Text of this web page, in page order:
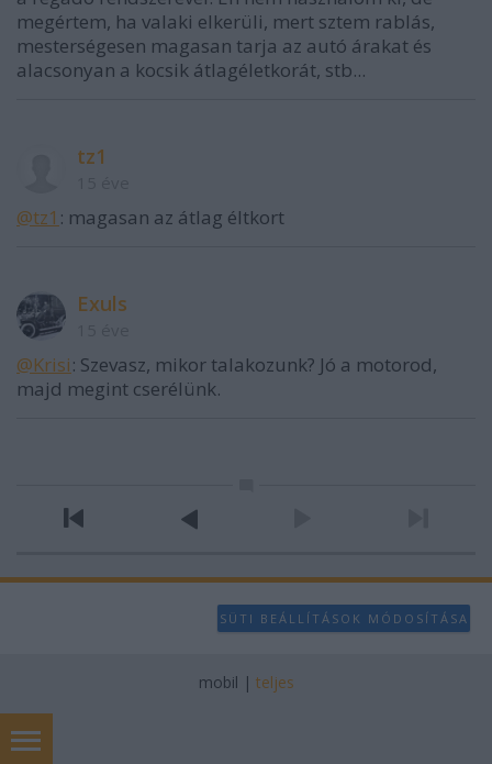
megértem, ha valaki elkerüli, mert sztem rablás,
mesterségesen magasan tarja az autó árakat és
alacsonyan a kocsik átlagéletkorát, stb...
tz1
@tz1 : magasan az átlag éltkort
Exuls
@Krisi: Szevasz, mikor talakozunk? Jó a motorod,
majd megint cserélünk.
SÜTI BEÁLLÍTÁSOK MÓDOSÍTÁSA
mobil | teljes